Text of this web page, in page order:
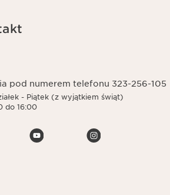
pod numerem telefonu 323-256-105
- Piątek (z wyjątkiem świąt)
do 16:00